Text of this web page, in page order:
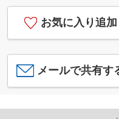
お気に入り追加
メールで共有す